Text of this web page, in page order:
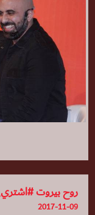
روح بيروت
2017-11-09